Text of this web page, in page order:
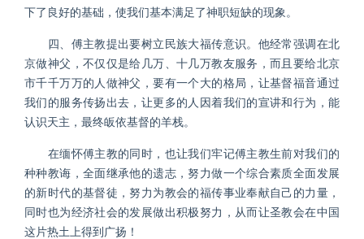
下了良好的基础，使我们基本满足了神职短缺的现象。
四、傅主教提出要树立民族大福传意识。他经常强调在北
京做神父，不仅仅是给几万、十几万教友服务，而且要给北京
市千千万万的人做神父，要有一个大的格局，让基督福音通过
我们的服务传扬出去，让更多的人因着我们的宣讲和行为，能
认识天主，最终皈依基督的羊栈。
在缅怀傅主教的同时，也让我们牢记傅主教生前对我们的
种种教诲，全面继承他的遗志，努力做一个综合素质全面发展
的新时代的基督徒，努力为教会的福传事业奉献自己的力量，
同时也为经济社会的发展做出积极努力，从而让圣教会在中国
这片热土上得到广扬！